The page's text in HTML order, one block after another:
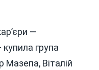
—
група
Мазепа, Віталій